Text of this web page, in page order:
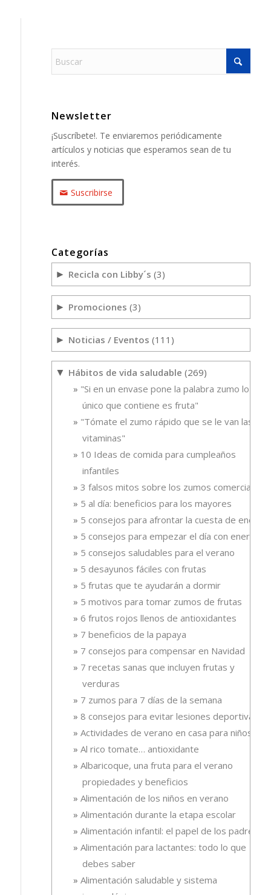
Newsletter
¡Suscríbete!. Te enviaremos periódicamente
artículos y noticias que esperamos sean de tu
interés.
Suscribirse
Categorías
► Recicla con Libby´s (3)
► Promociones (3)
► Noticias / Eventos (111)
▼ Hábitos de vida saludable (269)
"Si en un envase pone la palabra zumo lo
único que contiene es fruta"
"Tómate el zumo rápido que se le van las
vitaminas"
10 Ideas de comida para cumpleaños
infantiles
3 falsos mitos sobre los zumos comerciales
5 al día: beneficios para los mayores
5 consejos para afrontar la cuesta de enero
5 consejos para empezar el día con energía
5 consejos saludables para el verano
5 desayunos fáciles con frutas
5 frutas que te ayudarán a dormir
5 motivos para tomar zumos de frutas
6 frutos rojos llenos de antioxidantes
7 beneficios de la papaya
7 consejos para compensar en Navidad
7 recetas sanas que incluyen frutas y
verduras
7 zumos para 7 días de la semana
8 consejos para evitar lesiones deportivas
Actividades de verano en casa para niños
Al rico tomate… antioxidante
Albaricoque, una fruta para el verano
propiedades y beneficios
Alimentación de los niños en verano
Alimentación durante la etapa escolar
Alimentación infantil: el papel de los padres
Alimentación para lactantes: todo lo que
debes saber
Alimentación saludable y sistema